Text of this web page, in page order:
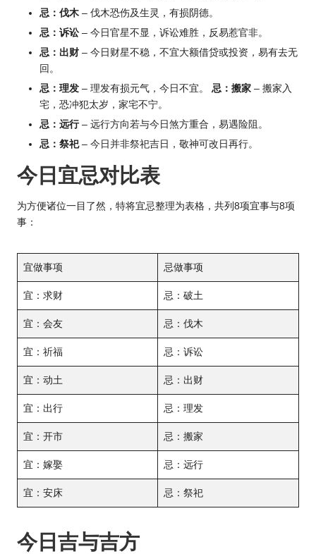
忌：伐木 – 伐木恐伤及生灵，有损阴德。
忌：诉讼– 今日官星不显，诉讼难胜，反易惹官非。
忌：出财 – 今日财星不稳，不宜大额借贷或投资，易有去无
回。
忌：理发 – 理发有损元气，今日不宜。 忌：搬家 – 搬家入
宅，恐冲犯太岁，家宅不宁。
忌：远行– 远行方向若与今日煞方重合，易遇险阻。
忌：祭祀– 今日并非祭祀吉日，敬神可改日再行。
今日宜忌对比表
为方便诸位一目了然，特将宜忌整理为表格，共列8项宜事与8项
事：
宜做事项 忌做事项
宜：求财 忌：破土
宜：会友 忌：伐木
宜：祈福 忌：诉讼
宜：动土 忌：出财
宜：出行 忌：理发
宜：开市 忌：搬家
宜：嫁娶 忌：远行
宜：安床 忌：祭祀
今日吉与吉方